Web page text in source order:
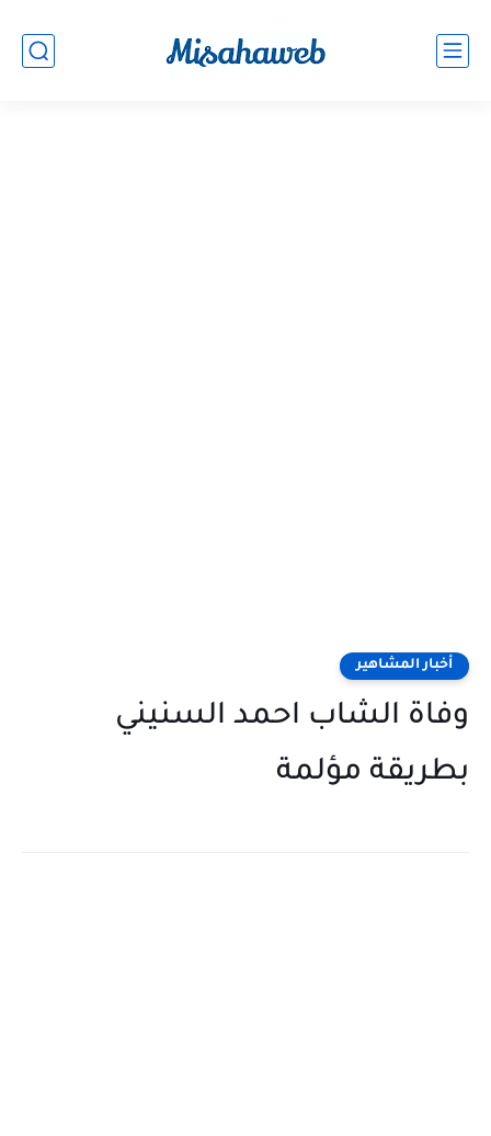
أخبار المشاهير
وفاة الشاب احمد السنيني
بطريقة مؤلمة